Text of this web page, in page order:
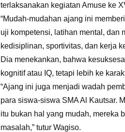
terlaksanakan kegiatan Amuse ke
“Mudah-mudahan ajang ini
uji kompetensi, latihan mental, dan
kedisiplinan, sportivitas, dan kerja
Dia menekankan, bahwa
kognitif atau IQ, tetapi lebih ke
“Ajang ini juga menjadi wadah
para siswa-siswa SMA Al Kautsar.
itu bukan hal yang mudah, mereka
masalah,” tutur Wagiso.